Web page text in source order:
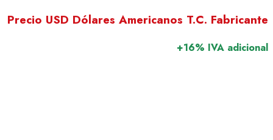
Precio USD Dólares Americanos T.C. Fabricante
+16% IVA adicional